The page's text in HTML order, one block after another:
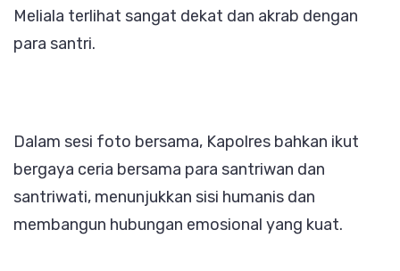
Meliala terlihat sangat dekat dan akrab dengan
para santri.
Dalam sesi foto bersama, Kapolres bahkan ikut
bergaya ceria bersama para santriwan dan
santriwati, menunjukkan sisi humanis dan
membangun hubungan emosional yang kuat.